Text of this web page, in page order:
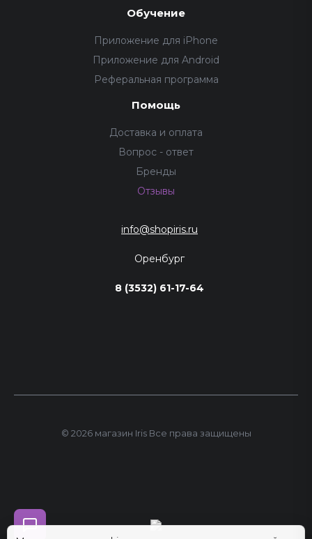
Обучение
Приложение для iPhone
Приложение для Android
Реферальная программа
Помощь
Доставка и оплата
Вопрос - ответ
Бренды
Отзывы
info@shopiris.ru
Оренбург
8 (3532) 61-17-64
© 2026 магазин Iris Все права защищены